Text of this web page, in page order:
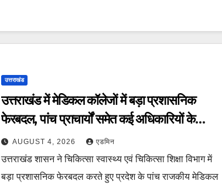
उत्तराखंड
उत्तराखंड में मेडिकल कॉलेजों में बड़ा प्रशासनिक
फेरबदल, पांच प्राचार्यों समेत कई अधिकारियों के
तबादले
AUGUST 4, 2026 एडमिन
उत्तराखंड शासन ने चिकित्सा स्वास्थ्य एवं चिकित्सा शिक्षा विभाग में
बड़ा प्रशासनिक फेरबदल करते हुए प्रदेश के पांच राजकीय मेडिकल